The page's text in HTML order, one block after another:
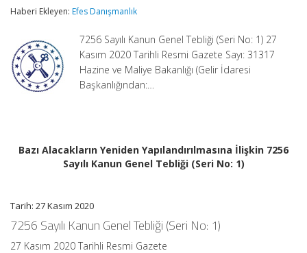
Sayılı
Genel
Tebliği
(Seri
No:
1)
için
Haberi Ekleyen: Efes Danışmanlık
7256 Sayılı Kanun Genel Tebliği (Seri No: 1) 27
Kasım 2020 Tarihli Resmi Gazete Sayı: 31317
Hazine ve Maliye Bakanlığı (Gelir İdaresi
Başkanlığından:…
Bazı Alacakların Yeniden Yapılandırılmasına İlişkin 7256
Sayılı Kanun Genel Tebliği (Seri No: 1)
Tarih: 27 Kasım 2020
7256 Sayılı Kanun Genel Tebliği (Seri No: 1)
27 Kasım 2020 Tarihli Resmi Gazete